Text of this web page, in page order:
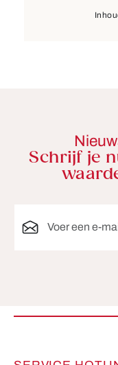
Schrijf je